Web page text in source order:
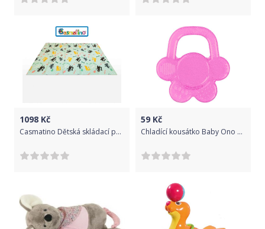
1098 Kč
Casmatino Dětská skládací podložka KITTY
59 Kč
Chladící kousátko Baby Ono Květinka růžová